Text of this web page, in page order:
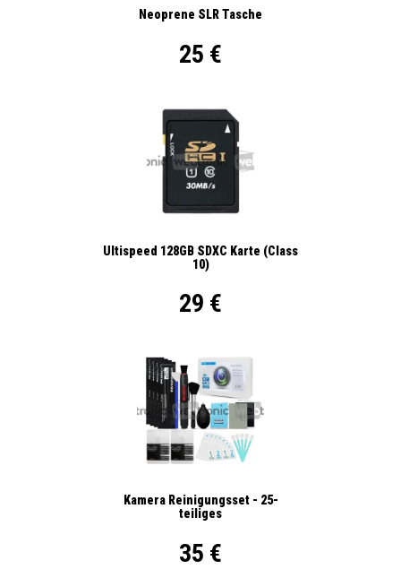
Neoprene SLR Tasche
25 €
Ultispeed 128GB SDXC Karte (Class
10)
29 €
Kamera Reinigungsset - 25-
teiliges
35 €